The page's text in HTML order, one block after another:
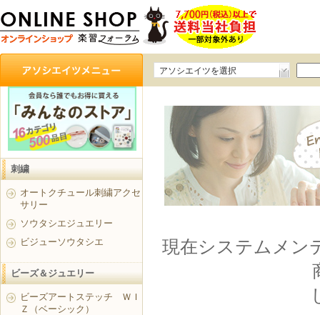
アソシエイツを選択
現在システムメン
刺繍
オートクチュール刺繍アクセ
サリー
ソウタシエジュエリー
ビジューソウタシエ
ビーズ＆ジュエリー
ビーズアートステッチ ＷＩ
Ｚ（ベーシック）